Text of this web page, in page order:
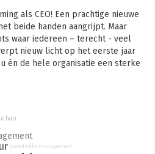
als CEO! Een prachtige nieuwe
beide handen aangrijpt. Maar
waar iedereen – terecht - veel
nieuw licht op het eerste jaar
én de hele organisatie een sterke
briljante CEO’s lang
CEO’s al vroeg schitteren.
onboarden als CEO precair is
stakeholdermanagement